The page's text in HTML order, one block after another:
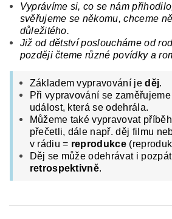
Vyprávíme si, co se nám
svěřujeme se někomu, chceme
důležitého.
Již od dětství posloucháme od
později čteme různé povídky a
Základem vypravování jeděj.
Při vypravování se
událost, která se odehrála.
Můžeme také vypravovat
přečetli, dále např. děj filmu
v rádiu = reprodukce
Děj se může odehrávat i
retrospektivně.